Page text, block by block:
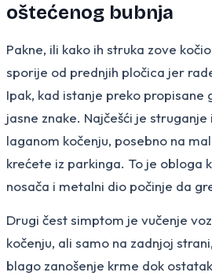
oštećenog bubnja
Pakne, ili kako ih struka zove
sporije od prednjih pločica jer
Ipak, kad istanje preko propisane
jasne znake. Najčešći je
laganom kočenju, posebno na
krećete iz parkinga. To je obloga
nosača i metalni dio počinje da
Drugi čest simptom je vučenje
kočenju, ali samo na zadnjoj
blago zanošenje krme dok